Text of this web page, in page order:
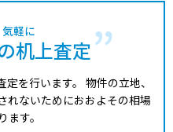
軽に
机上査定
を行います。 物件の立地、
れないためにおおよその相場
ます。